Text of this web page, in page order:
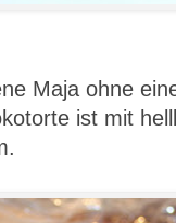
Maja ohne
ist mit